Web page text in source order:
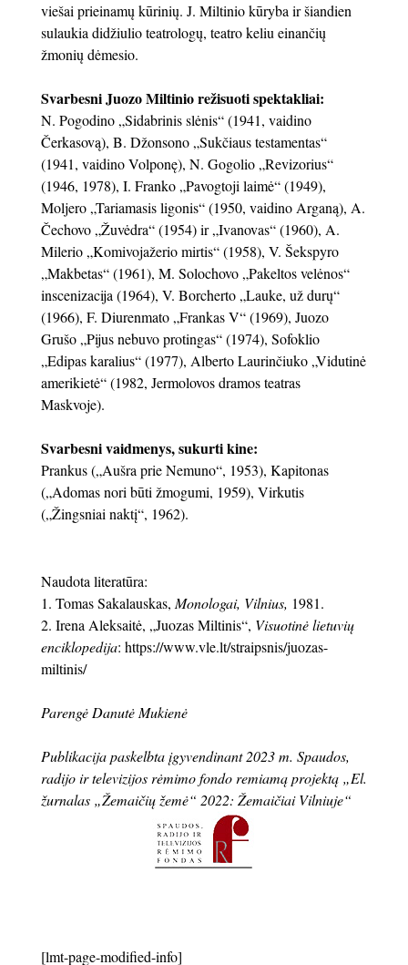
viešai prieinamų kūrinių. J. Miltinio kūryba ir šiandien
sulaukia didžiulio teatrologų, teatro keliu einančių
žmonių dėmesio.
Svarbesni Juozo Miltinio režisuoti spektakliai:
N. Pogodino „Sidabrinis slėnis“ (1941, vaidino
Čerkasovą), B. Džonsono „Sukčiaus testamentas“
(1941, vaidino Volponę), N. Gogolio „Revizorius“
(1946, 1978), I. Franko „Pavogtoji laimė“ (1949),
Moljero „Tariamasis ligonis“ (1950, vaidino Arganą), A.
Čechovo „Žuvėdra“ (1954) ir „Ivanovas“ (1960), A.
Milerio „Komivojažerio mirtis“ (1958), V. Šekspyro
„Makbetas“ (1961), M. Solochovo „Pakeltos velėnos“
inscenizacija (1964), V. Borcherto „Lauke, už durų“
(1966), F. Diurenmato „Frankas V“ (1969), Juozo
Grušo „Pijus nebuvo protingas“ (1974), Sofoklio
„Edipas karalius“ (1977), Alberto Laurinčiuko „Vidutinė
amerikietė“ (1982, Jermolovos dramos teatras
Maskvoje).
Svarbesni vaidmenys, sukurti kine:
Prankus („Aušra prie Nemuno“, 1953), Kapitonas
(„Adomas nori būti žmogumi, 1959), Virkutis
(„Žingsniai naktį“, 1962).
Naudota literatūra:
1. Tomas Sakalauskas, Monologai, Vilnius, 1981.
2. Irena Aleksaitė, „Juozas Miltinis“, Visuotinė lietuvių
enciklopedija: https://www.vle.lt/straipsnis/juozas-
miltinis/
Parengė Danutė Mukienė
Publikacija paskelbta įgyvendinant 2023 m. Spaudos,
radijo ir televizijos rėmimo fondo remiamą projektą „El.
žurnalas „Žemaičių žemė“ 2022: Žemaičiai Vilniuje“
[lmt-page-modified-info]